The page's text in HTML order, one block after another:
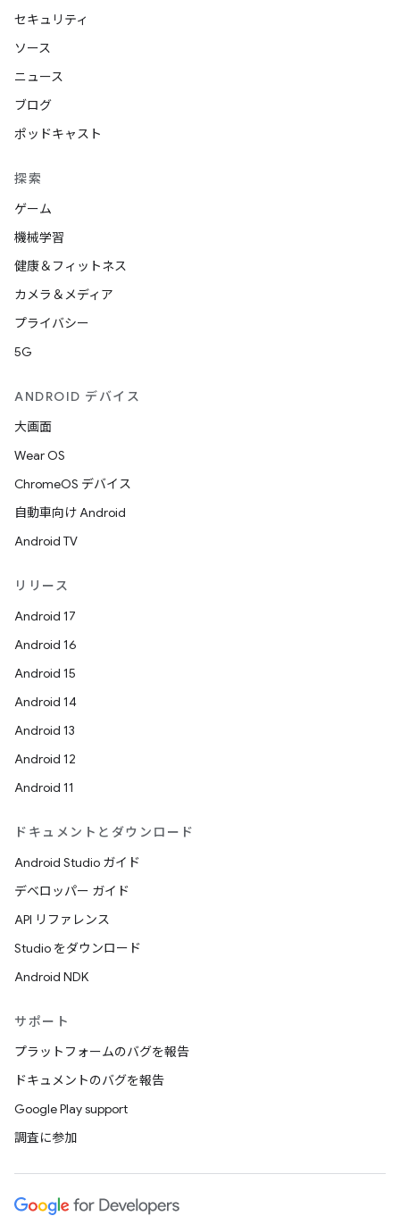
セキュリティ
ソース
ニュース
ブログ
ポッドキャスト
探索
ゲーム
機械学習
健康＆フィットネス
カメラ＆メディア
プライバシー
5G
ANDROID デバイス
大画面
Wear OS
ChromeOS デバイス
自動車向け Android
Android TV
リリース
Android 17
Android 16
Android 15
Android 14
Android 13
Android 12
Android 11
ドキュメントとダウンロード
Android Studio ガイド
デベロッパー ガイド
API リファレンス
Studio をダウンロード
Android NDK
サポート
プラットフォームのバグを報告
ドキュメントのバグを報告
Google Play support
調査に参加